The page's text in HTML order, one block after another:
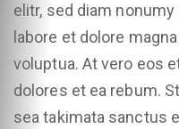
elitr, sed diam
labore et dolore
voluptua. At vero eos
dolores et ea rebum.
sea takimata sanctus